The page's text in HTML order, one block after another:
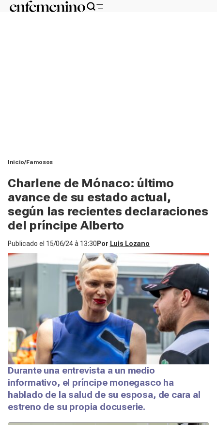
Inicio Famosos
Charlene de Mónaco: último
avance de su estado actual,
según las recientes declaraciones
del príncipe Alberto
Publicado el 15/06/24 à 13:30 Por Luis Lozano
Durante una entrevista a un medio
informativo, el príncipe monegasco ha
hablado de la salud de su esposa, de cara al
estreno de su propia docuserie.